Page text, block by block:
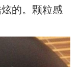
的。颗粒感